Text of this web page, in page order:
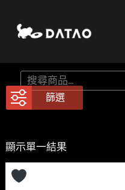
要
內
搜
尋
篩選
顯示單一結果